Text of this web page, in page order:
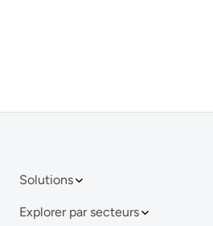
Solutions
Explorer par secteurs